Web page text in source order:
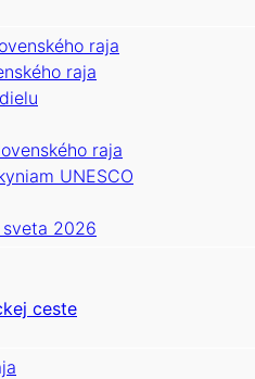
raja
raja
raja
UNESCO
sveta 2026
ceste